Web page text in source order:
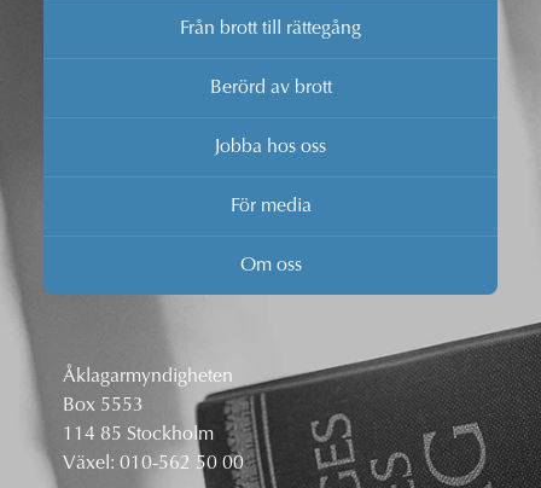
Från brott till rättegång
Berörd av brott
Jobba hos oss
För media
Om oss
Åklagarmyndigheten
Box 5553
114 85 Stockholm
Växel: 010-562 50 00